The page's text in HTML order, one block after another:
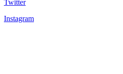
Twitter
Instagram